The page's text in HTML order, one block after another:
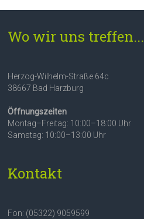
Wo wir uns treffen...
Herzog-Wilhelm-Straße 64c
38667 Bad Harzburg
Öffnungszeiten
Montag–Freitag: 10:00–18:00 Uhr
Samstag: 10:00–13:00 Uhr
Kontakt
Fon: (05322) 9059599